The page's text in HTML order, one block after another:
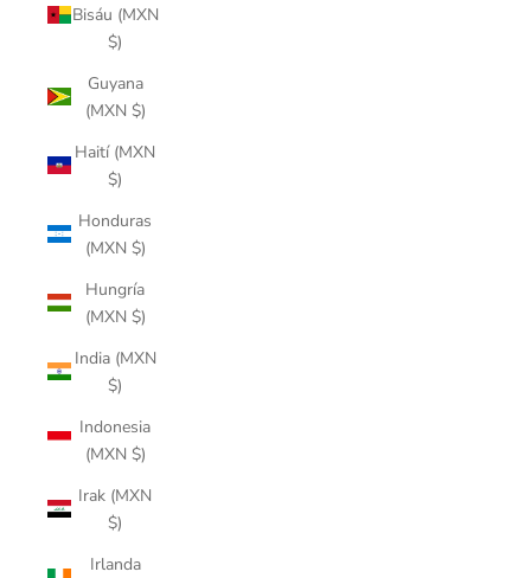
Bisáu (MXN
$)
Guyana
(MXN $)
Haití (MXN
$)
Honduras
(MXN $)
Hungría
(MXN $)
India (MXN
$)
Indonesia
(MXN $)
Irak (MXN
$)
Irlanda